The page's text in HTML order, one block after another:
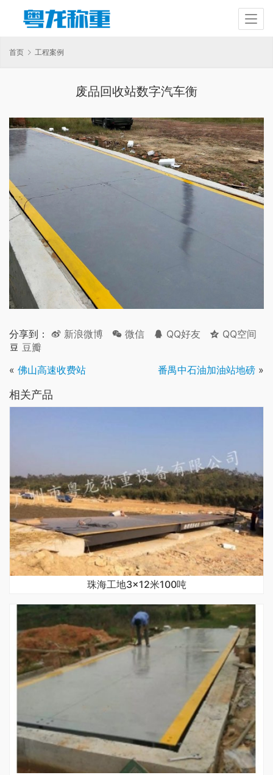
首页 工程案例
废品回收站数字汽车衡
分享到： 新浪微博 微信 QQ好友
QQ空间
豆瓣
« 佛山高速收费站 番禺中石油加油站地磅 »
相关产品
珠海工地3×12米100吨